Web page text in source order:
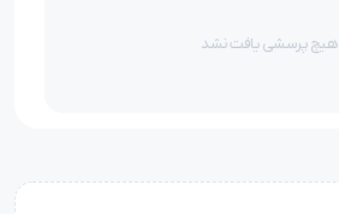
هیچ پرسشی یافت نشد